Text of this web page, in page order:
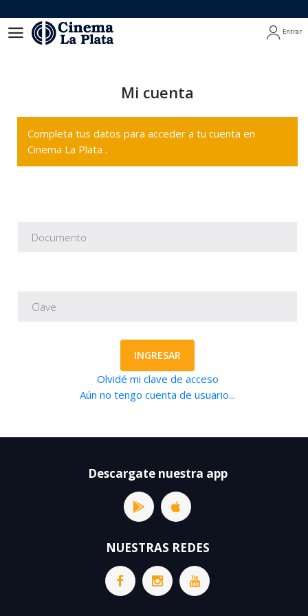
Entrar
Mi cuenta
Completa tus datos para acceder a tu cuenta en
Cinema La Plata .
INGRESAR
Olvidé mi clave de acceso
Aún no tengo cuenta de usuario...
Descargate nuestra app
NUESTRAS REDES